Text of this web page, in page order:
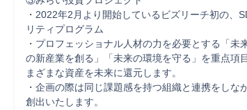
・2022年2月より開始しているビズリーチ初の、
リティプログラム
・プロフェッショナル人材の力を必要とする「未
の新産業を創る」「未来の環境を守る」を重点項
まざまな資産を未来に還元します。
・企画の際は同じ課題感を持つ組織と連携をしな
創出いたします。